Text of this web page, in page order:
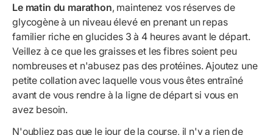
Le matin du marathon, maintenez vos réserves de
glycogène à un niveau élevé en prenant un repas
familier riche en glucides 3 à 4 heures avant le départ.
Veillez à ce que les graisses et les fibres soient peu
nombreuses et n'abusez pas des protéines. Ajoutez une
petite collation avec laquelle vous vous êtes entraîné
avant de vous rendre à la ligne de départ si vous en
avez besoin.
N'oubliez pas que le jour de la course, il n'y a rien de